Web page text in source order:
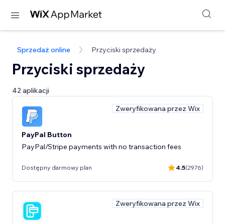
Sprzedaż online Przyciski sprzedaży
Przyciski sprzedaży
42 aplikacji
Zweryfikowana przez Wix
PayPal Button
PayPal/Stripe payments with no transaction fees
Dostępny darmowy plan 4.5(2976)
Zweryfikowana przez Wix